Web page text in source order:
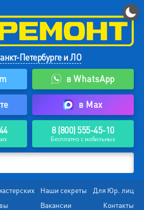
Петербурге и ЛО
в WhatsApp
в Max
8 (800) 555-45-10
Бесплатно с мобильных
Наши секреты
Для Юр. лиц
Вакансии
Контакты